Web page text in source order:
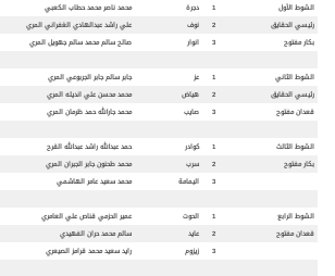
الشوط الأول
1 دجرة محمد ناصر محمد حطاب الكعبي
رئيسي الحقايق
2 نوف علي راشد عبدالهادي الغفراني المري
بكار مفتوح
3 انوار صالح سالم محمد سالم جهويل المري
الشوط الثاني 1 عز جابر سالم جابر الجربوعي المري
رئيسي الحقايق
2 هياض محمد محسن علي انديله المري
قعدان مفتوح
3 صايب محمد جارالله حمد ظرمان المري
الشوط الثالث 1 كوادر حمد عبدالله راشد عبدالله القرح
بكار مفتوح
2 سرب محمد طحنون جابر الجبران المري
3
اليمامة محمد سعيد عامر الهاشمي
الشوطالرابع 1 الحوت عمير الحزمي قناص علي العامري
قعدانمفتوح 2 عايد سالم محمد حران الفهيدي
3
زيزوم رايد سعيد محمد قرامز الصيعري